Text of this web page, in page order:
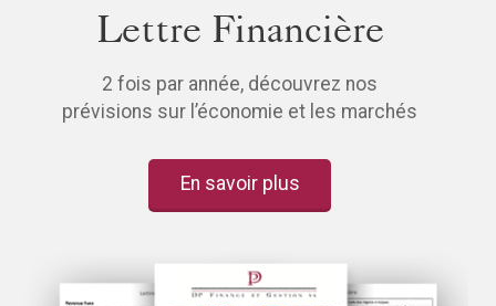
Lettre Financière
2 fois par année, découvrez nos
prévisions sur l’économie et les marchés
En savoir plus